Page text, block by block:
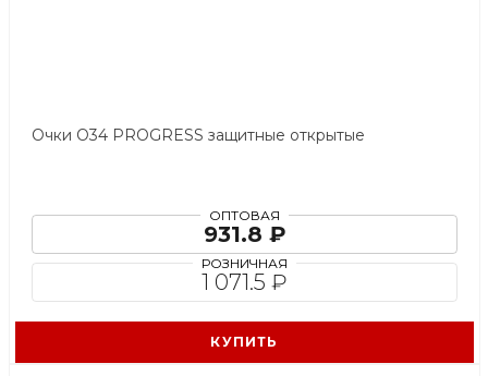
Очки О34 PROGRESS защитные открытые
ОПТОВАЯ
931.8 ₽
РОЗНИЧНАЯ
1 071.5 ₽
КУПИТЬ